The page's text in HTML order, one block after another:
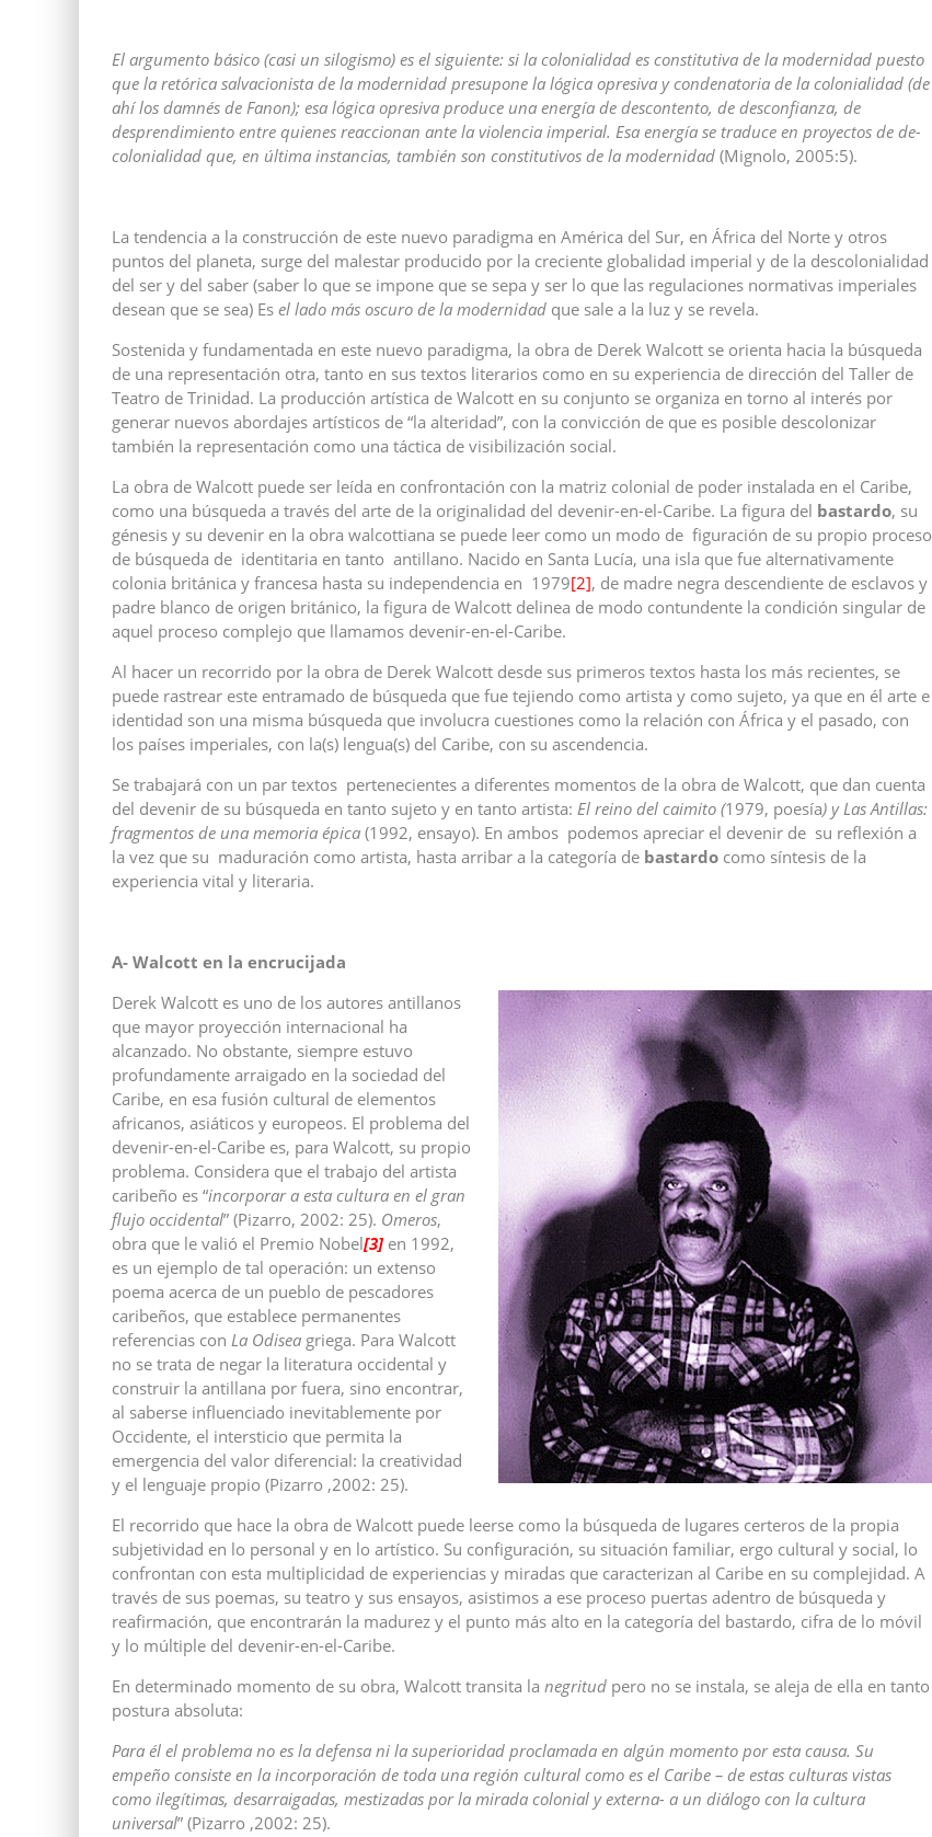
El argumento básico (casi un silogismo) es el siguiente: si la colonialidad es constitutiva de la modernidad puesto
que la retórica salvacionista de la modernidad presupone la lógica opresiva y condenatoria de la colonialidad (de
ahí los damnés de Fanon); esa lógica opresiva produce una energía de descontento, de desconfianza, de
desprendimiento entre quienes reaccionan ante la violencia imperial. Esa energía se traduce en proyectos de de-
colonialidad que, en última instancias, también son constitutivos de la modernidad (Mignolo, 2005:5).
La tendencia a la construcción de este nuevo paradigma en América del Sur, en África del Norte y otros
puntos del planeta, surge del malestar producido por la creciente globalidad imperial y de la descolonialidad
del ser y del saber (saber lo que se impone que se sepa y ser lo que las regulaciones normativas imperiales
desean que se sea) Es el lado más oscuro de la modernidad que sale a la luz y se revela.
Sostenida y fundamentada en este nuevo paradigma, la obra de Derek Walcott se orienta hacia la búsqueda
de una representación otra, tanto en sus textos literarios como en su experiencia de dirección del Taller de
Teatro de Trinidad. La producción artística de Walcott en su conjunto se organiza en torno al interés por
generar nuevos abordajes artísticos de “la alteridad”, con la convicción de que es posible descolonizar
también la representación como una táctica de visibilización social.
La obra de Walcott puede ser leída en confrontación con la matriz colonial de poder instalada en el Caribe,
como una búsqueda a través del arte de la originalidad del devenir-en-el-Caribe. La figura del bastardo, su
génesis y su devenir en la obra walcottiana se puede leer como un modo de figuración de su propio proceso
de búsqueda de identitaria en tanto antillano. Nacido en Santa Lucía, una isla que fue alternativamente
colonia británica y francesa hasta su independencia en 1979[2], de madre negra descendiente de esclavos y
padre blanco de origen británico, la figura de Walcott delinea de modo contundente la condición singular de
aquel proceso complejo que llamamos devenir-en-el-Caribe.
Al hacer un recorrido por la obra de Derek Walcott desde sus primeros textos hasta los más recientes, se
puede rastrear este entramado de búsqueda que fue tejiendo como artista y como sujeto, ya que en él arte e
identidad son una misma búsqueda que involucra cuestiones como la relación con África y el pasado, con
los países imperiales, con la(s) lengua(s) del Caribe, con su ascendencia.
Se trabajará con un par textos pertenecientes a diferentes momentos de la obra de Walcott, que dan cuenta
del devenir de su búsqueda en tanto sujeto y en tanto artista: El reino del caimito (1979, poesía) y Las Antillas:
fragmentos de una memoria épica (1992, ensayo). En ambos podemos apreciar el devenir de su reflexión a
la vez que su maduración como artista, hasta arribar a la categoría de bastardo como síntesis de la
experiencia vital y literaria.
A- Walcott en la encrucijada
Derek Walcott es uno de los autores antillanos
que mayor proyección internacional ha
alcanzado. No obstante, siempre estuvo
profundamente arraigado en la sociedad del
Caribe, en esa fusión cultural de elementos
africanos, asiáticos y europeos. El problema del
devenir-en-el-Caribe es, para Walcott, su propio
problema. Considera que el trabajo del artista
caribeño es “incorporar a esta cultura en el gran
flujo occidental” (Pizarro, 2002: 25). Omeros,
obra que le valió el Premio Nobel[3]en 1992,
es un ejemplo de tal operación: un extenso
poema acerca de un pueblo de pescadores
caribeños, que establece permanentes
referencias con La Odisea griega. Para Walcott
no se trata de negar la literatura occidental y
construir la antillana por fuera, sino encontrar,
al saberse influenciado inevitablemente por
Occidente, el intersticio que permita la
emergencia del valor diferencial: la creatividad
y el lenguaje propio (Pizarro ,2002: 25).
El recorrido que hace la obra de Walcott puede leerse como la búsqueda de lugares certeros de la propia
subjetividad en lo personal y en lo artístico. Su configuración, su situación familiar, ergo cultural y social, lo
confrontan con esta multiplicidad de experiencias y miradas que caracterizan al Caribe en su complejidad. A
través de sus poemas, su teatro y sus ensayos, asistimos a ese proceso puertas adentro de búsqueda y
reafirmación, que encontrarán la madurez y el punto más alto en la categoría del bastardo, cifra de lo móvil
y lo múltiple del devenir-en-el-Caribe.
En determinado momento de su obra, Walcott transita la negritud pero no se instala, se aleja de ella en tanto
postura absoluta:
Para él el problema no es la defensa ni la superioridad proclamada en algún momento por esta causa. Su
empeño consiste en la incorporación de toda una región cultural como es el Caribe – de estas culturas vistas
como ilegítimas, desarraigadas, mestizadas por la mirada colonial y externa- a un diálogo con la cultura
universal” (Pizarro ,2002: 25).